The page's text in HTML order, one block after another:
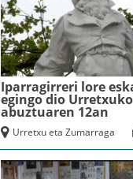
Iparragirreri lore
egingo dio
abuztuaren 12an
Urretxu eta Zumarraga